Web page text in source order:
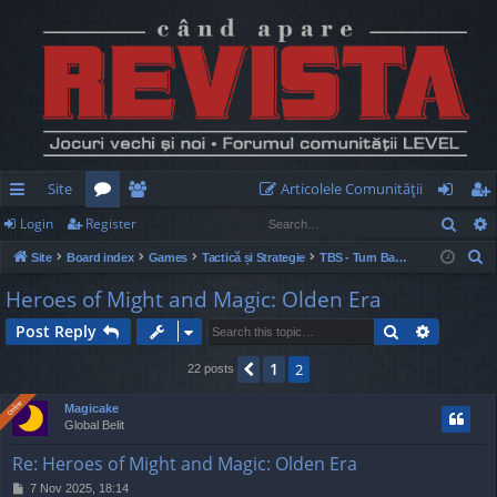
ui
ck
lin
ks
Site
or
u
m
s
e
m
be
Articolele Comunităţii
og
in
eg
ist
Login Register
Site Board index Games Tactică și Strategie TBS - Turn Based Strategy
Heroes of Might and Magic: Olden Era
Post Reply Search
22 posts Previous
1 2
Magicake
Global Belit
Re: Heroes of Might and Magic: Olden Era
P7 Nov 2025, 18:14
Online
Online